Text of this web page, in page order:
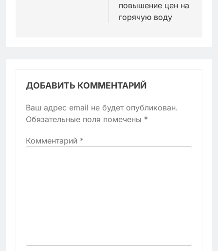
повышение цен на
горячую воду
ДОБАВИТЬ КОММЕНТАРИЙ
Ваш адрес email не будет опубликован.
Обязательные поля помечены *
Комментарий *